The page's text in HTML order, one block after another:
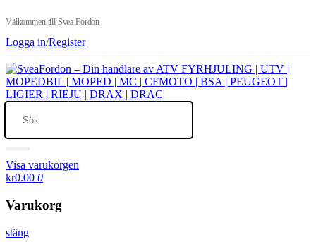
Välkommen till Svea Fordon
Logga in/Register
Visa varukorgen
kr0.00 0
Varukorg
stäng